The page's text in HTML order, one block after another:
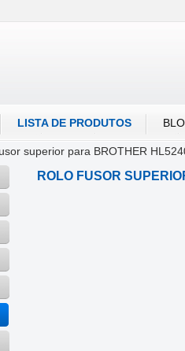
LISTA DE PRODUTOS
superior para BROTHER
ROLO FUSOR